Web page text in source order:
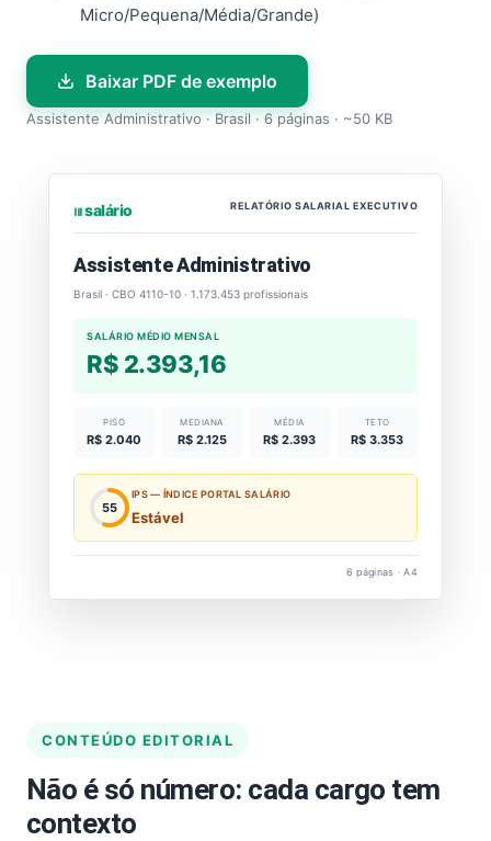
Micro/Pequena/Média/Grande)
Baixar PDF de exemplo
Assistente Administrativo · Brasil · 6 páginas · ~50 KB
⏐⏐⏐ salário RELATÓRIO SALARIAL EXECUTIVO
Assistente Administrativo
Brasil · CBO 4110-10 · 1.173.453 profissionais
SALÁRIO MÉDIO MENSAL
R$ 2.393,16
PISO
R$ 2.040
MEDIANA
R$ 2.125
MÉDIA
R$ 2.393
TETO
R$ 3.353
55
IPS — ÍNDICE PORTAL SALÁRIO
Estável
6 páginas · A4
CONTEÚDO EDITORIAL
Não é só número: cada cargo tem
contexto